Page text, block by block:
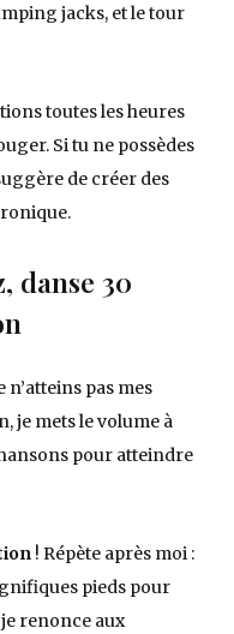
jacks, et le tour
toutes les heures
Si tu ne possèdes
de créer des
danse 30
n’atteins pas mes
je mets le volume à
pour atteindre
! Répète après moi :
pieds pour
renonce aux